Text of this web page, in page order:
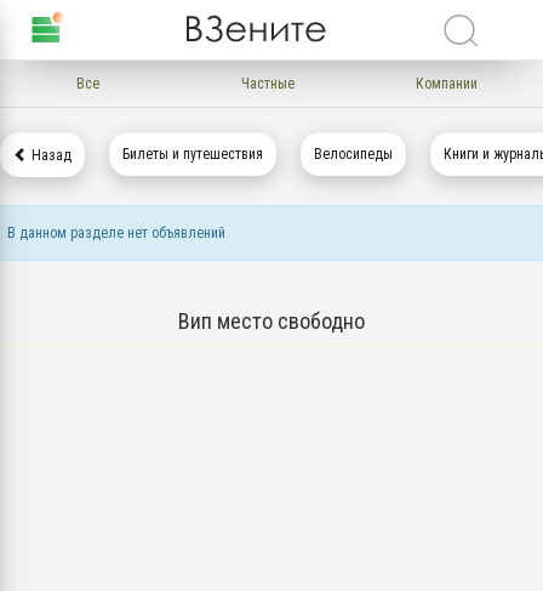
Все Частные Компании
Назад Билеты и путешествия Велосипеды Книги и
В данном разделе нет объявлений
Вип место свободно